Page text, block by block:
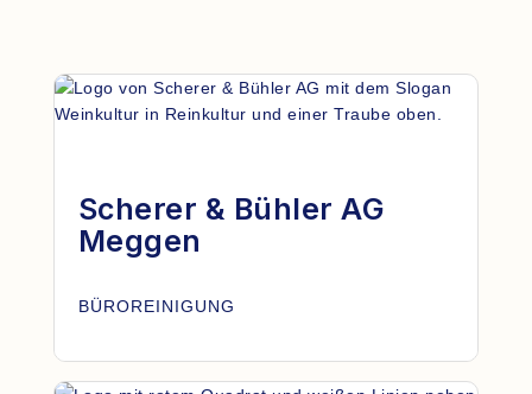
Scherer & Bühler AG
Meggen
BÜROREINIGUNG